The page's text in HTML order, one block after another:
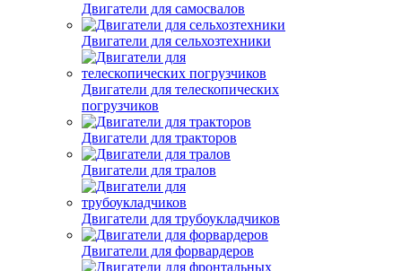
Двигатели для самосвалов
Двигатели для сельхозтехники
Двигатели для телескопических
погрузчиков
Двигатели для тракторов
Двигатели для тралов
Двигатели для трубоукладчиков
Двигатели для форвардеров